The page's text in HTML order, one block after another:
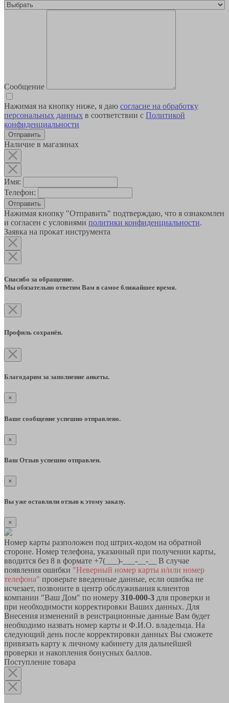
Сообщение
Нажимая на кнопку ниже, я даю согласие на обработку
персональных данных в соответствии с Политикой
конфиденциальности
Наличие в магазинах
Имя:
Телефон:
Отправить
Нажимая кнопку "Отправить" подтверждаю, что я ознакомлен
и согласен с условиями политики конфиденциальности.
Заявка на прокат инструмента
Спасибо за обращение.
Мы обязательно ответим Вам в самое ближайшее время.
Профиль сохранён.
Благодарим за заполнение анкеты.
×
Ваше сообщение успешно отправлено.
×
Ваш Отзыв успешно отправлен.
×
Вы уже оставляли отзыв к этому заказу.
×
Номер карты разположен под штрих-кодом на обратной
стороне. Номер телефона, указанный при получении карты,
вводится без 8 в формате +7(___)-___-__-__ В случае
появления ошибки "Неверный номер карты и/или номер
телефона" проверьте введенные данные, если ошибка не
исчезает, позвоните в центр обслуживания клиентов
компании "Ваш Дом" по номеру 310-000-3 для проверки и
при необходимости корректировки Ваших данных. Для
Внесения изменений в реистрационные данные Вам будет
необходимо назвать номер карты и Ф.И.О. владельца. На
следующий день после корректировки данных Вы сможете
привязать карту к личному кабинету для дальнейшей
проверки и накопления бонусных баллов.
Поступление товара